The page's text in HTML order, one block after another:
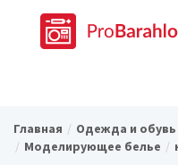
Главная Одежда и обувь
Моделирующее белье